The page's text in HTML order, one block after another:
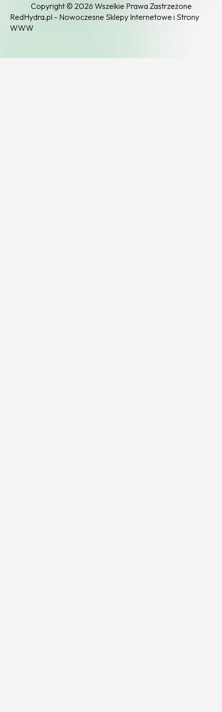
Copyright © 2026 Wszelkie Prawa Zastrzeżone
RedHydra.pl - Nowoczesne Sklepy Internetowe i Strony
WWW